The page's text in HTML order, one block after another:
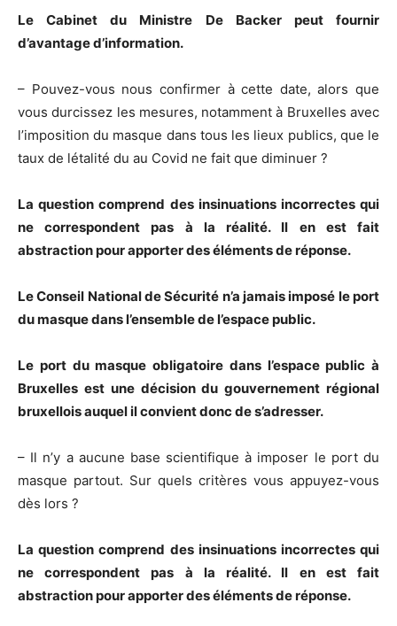
Le Cabinet du Ministre De Backer peut fournir
d’avantage d’information.
– Pouvez-vous nous confirmer à cette date, alors que
vous durcissez les mesures, notamment à Bruxelles avec
l’imposition du masque dans tous les lieux publics, que le
taux de létalité du au Covid ne fait que diminuer ?
La question comprend des insinuations incorrectes qui
ne correspondent pas à la réalité. Il en est fait
abstraction pour apporter des éléments de réponse.
Le Conseil National de Sécurité n’a jamais imposé le port
du masque dans l’ensemble de l’espace public.
Le port du masque obligatoire dans l’espace public à
Bruxelles est une décision du gouvernement régional
bruxellois auquel il convient donc de s’adresser.
– Il n’y a aucune base scientifique à imposer le port du
masque partout. Sur quels critères vous appuyez-vous
dès lors ?
La question comprend des insinuations incorrectes qui
ne correspondent pas à la réalité. Il en est fait
abstraction pour apporter des éléments de réponse.